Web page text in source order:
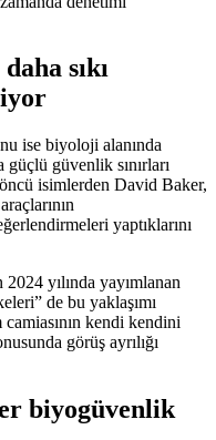
sıkı
ise biyoloji alanında
güvenlik sınırları
isimlerden David Baker,
yaptıklarını
yılında yayımlanan
de bu yaklaşımı
kendi kendini
görüş ayrılığı
biyogüvenlik